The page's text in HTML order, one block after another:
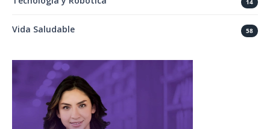
14
Vida Saludable 58